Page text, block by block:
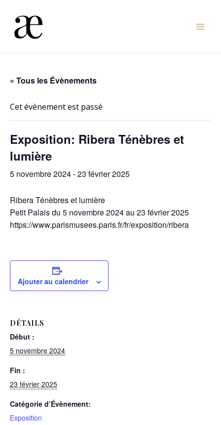
contenu
« Tous les Évènements
Cet évènement est passé
Exposition: Ribera Ténèbres et
lumière
5 novembre 2024-23 février 2025
Ribera Ténèbres et lumière
Petit Palais du 5 novembre 2024 au 23 février 2025
https://www.parismusees.paris.fr/fr/exposition/ribera
Ajouter au calendrier
DÉTAILS
Début :
5 novembre 2024
Fin :
23 février 2025
Catégorie d’Évènement:
Exposition